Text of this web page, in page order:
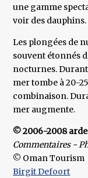
une gamme
voir des dauphins.
Les plongées de
souvent étonnés
nocturnes.
mer tombe à 20-
combinaison.
mer augmente.
© 2006-2008
Commentaires -
© Oman Tourism
Birgit Defoort